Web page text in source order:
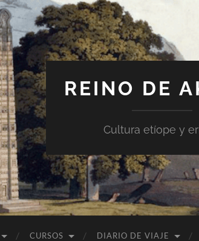
REINO DE
Cultura etíope y
CURSOS DIARIO DE VIAJE